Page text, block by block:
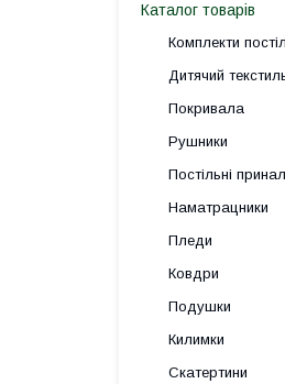
Каталог товарів
Комплекти
Дитячий
Покривала
Рушники
Постільні
Наматрацники
Пледи
Ковдри
Подушки
Килимки
Скатертини